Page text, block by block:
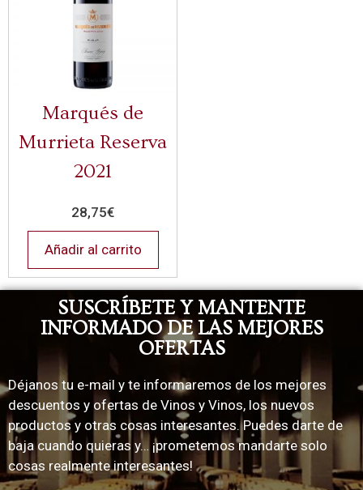
Marqués de
Murrieta Reserva
2021
28,75€
Añadir al carrito
SUSCRÍBETE Y MANTENTE
INFORMADO DE LAS MEJORES
OFERTAS
Déjanos tu e-mail y te informaremos de los mejores
descuentos y ofertas de Vinos y Vinos, los nuevos
productos y otras cosas interesantes. Puedes darte de
baja cuando quieras y… ¡prometemos mandarte solo
cosas realmente interesantes!